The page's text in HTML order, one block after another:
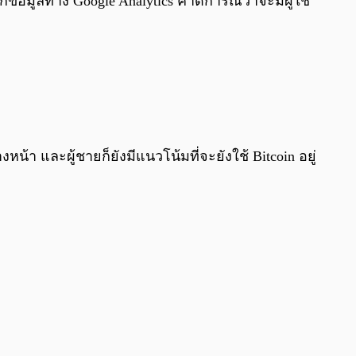
หน้า และผู้ชายก็ยังมีแนวโน้มที่จะยังใช้ Bitcoin อยู่